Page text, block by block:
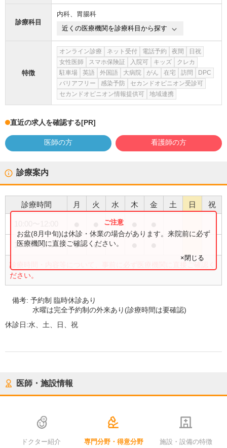
診療科目
内科、 胃腸科
近くの医療機関を診療科目から探す
特徴
オンライン診療 ネット受付 電話予約 夜間
日祝
女性医師
スマホ保険証 入院可 キッズ
クレカ
駐車場
英語 外国語 大病院 がん 在宅 訪問
DPC
バリアフリー
感染予防
セカンドオピニオン受診可
セカンドオピニオン情報提供可
地域連携
直近の求人を確認する[PR]
医師の方 看護師の方
診療案内
診療時間 月 火 水 木 金 土 日 祝
13:30〜17:00 ● ●
診療時間・内容等について、事前に必ず医療機関に直接ご確認く
ださい。
お盆(8月中旬)は休診・休業の場合があります。来院前に必ず
医療機関に直接ご確認ください。
×閉じる
備考:予約制 臨時休診あり
水曜は完全予約制の外来あり(診療時間は要確認)
休診日:水、土、日、祝
医師・施設情報
ドクター紹介 専門分野・得意分野 施設・設備の特徴